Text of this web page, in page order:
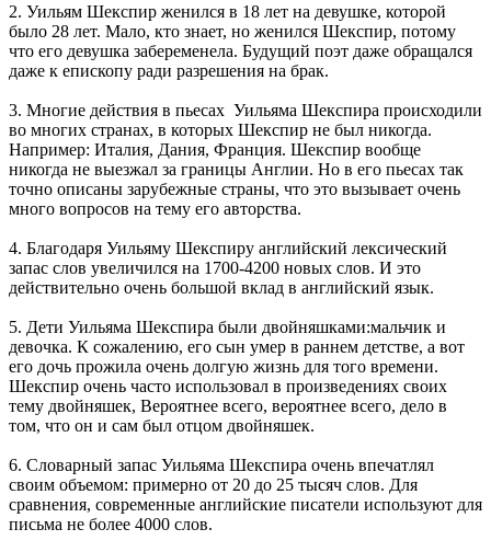
2. Уильям Шекспир женился в 18 лет на девушке, которой
было 28 лет. Мало, кто знает, но женился Шекспир, потому
что его девушка забеременела. Будущий поэт даже обращался
даже к епископу ради разрешения на брак.
3. Многие действия в пьесах Уильяма Шекспира происходили
во многих странах, в которых Шекспир не был никогда.
Например: Италия, Дания, Франция. Шекспир вообще
никогда не выезжал за границы Англии. Но в его пьесах так
точно описаны зарубежные страны, что это вызывает очень
много вопросов на тему его авторства.
4. Благодаря Уильяму Шекспиру английский лексический
запас слов увеличился на 1700-4200 новых слов. И это
действительно очень большой вклад в английский язык.
5. Дети Уильяма Шекспира были двойняшками:мальчик и
девочка. К сожалению, его сын умер в раннем детстве, а вот
его дочь прожила очень долгую жизнь для того времени.
Шекспир очень часто использовал в произведениях своих
тему двойняшек, Вероятнее всего, вероятнее всего, дело в
том, что он и сам был отцом двойняшек.
6. Словарный запас Уильяма Шекспира очень впечатлял
своим объемом: примерно от 20 до 25 тысяч слов. Для
сравнения, современные английские писатели используют для
письма не более 4000 слов.